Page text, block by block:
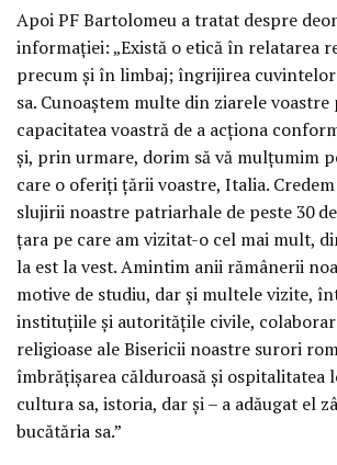
Apoi PF Bartolomeu a tratat despre
informației: „Există o etică în relatarea
precum și în limbaj; îngrijirea
sa. Cunoaștem multe din ziarele voastre
capacitatea voastră de a acționa
și, prin urmare, dorim să vă mulțumim
care o oferiți țării voastre, Italia.
slujirii noastre patriarhale de peste 30
țara pe care am vizitat-o cel mai mult,
la est la vest. Amintim anii rămânerii
motive de studiu, dar și multele vizite,
instituțiile și autoritățile civile,
religioase ale Bisericii noastre surori
îmbrățișarea călduroasă și ospitalitatea
cultura sa, istoria, dar și – a adăugat el
bucătăria sa.”